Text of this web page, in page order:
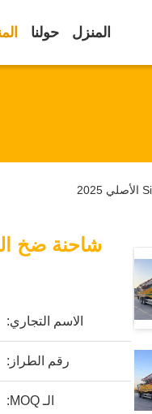
المنزل حولنا
الاسم التجاري:
رقم الطراز:
الـ MOQ: